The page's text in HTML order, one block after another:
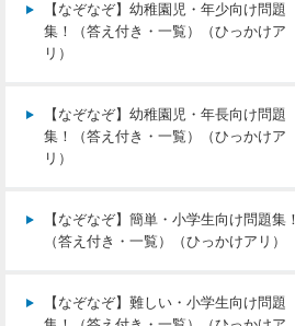
【なぞなぞ】幼稚園児・年少向け問題
集！（答え付き・一覧）（ひっかけア
リ）
【なぞなぞ】幼稚園児・年長向け問題
集！（答え付き・一覧）（ひっかけア
リ）
【なぞなぞ】簡単・小学生向け問題集！
（答え付き・一覧）（ひっかけアリ）
【なぞなぞ】難しい・小学生向け問題